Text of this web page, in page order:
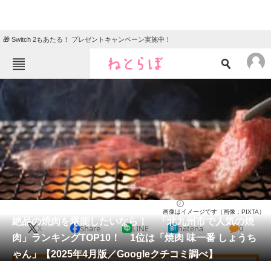
🎁 Switch 2もあたる！ プレゼントキャンペーン実施中！
エンタメ クイズ
グルメ 地域
住まい 教育・育児
動物 リサーチ
会員記事
メディア
絶品の焼肉を堪能したいなら！ 「北九州市で人気の焼
肉」ランキングTOP10！ 1位は「焼肉 味一番 しょうち
ゃん」【2025年4月版／Googleクチコミ調べ】
画像はイメージです（画像：PIXTA）
X Share LINE hatena 0